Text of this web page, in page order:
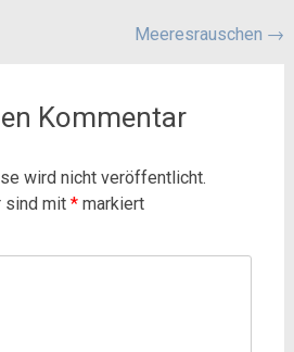
Meeresrauschen →
Kommentar
wird nicht veröffentlicht.
sind mit *markiert